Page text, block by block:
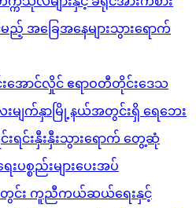
အခြေအနေများသွားရောက်
းအောင်လှိုင် ဧရာဝတီတိုင်းဒေသ
းမျက်နှာမြို့နယ်အတွင်းရှိ ရေဘေး
းရင်းနှီးနှီးသွားရောက် တွေ့ဆုံ
းပစ္စည်းများပေးအပ်
တွင်း ကူညီကယ်ဆယ်ရေးနှင့်